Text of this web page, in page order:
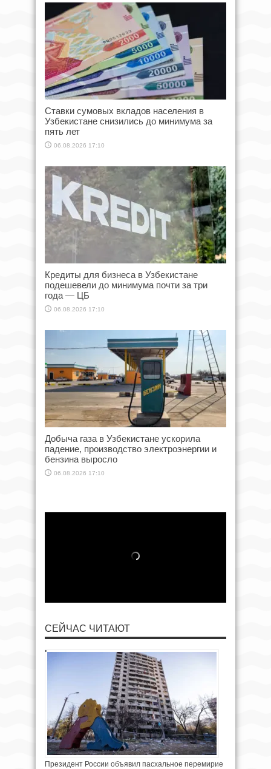
Ставки сумовых вкладов населения в
Узбекистане снизились до минимума за
пять лет
06.08.2026 17:10
Кредиты для бизнеса в Узбекистане
подешевели до минимума почти за три
года — ЦБ
06.08.2026 17:10
Добыча газа в Узбекистане ускорила
падение, производство электроэнергии и
бензина выросло
06.08.2026 17:10
СЕЙЧАС ЧИТАЮТ
Президент России объявил пасхальное перемирие